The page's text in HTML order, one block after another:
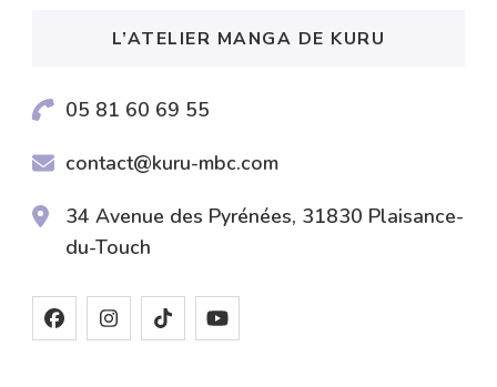
L’ATELIER MANGA DE KURU
05 81 60 69 55
contact@kuru-mbc.com
34 Avenue des Pyrénées, 31830 Plaisance-
du-Touch